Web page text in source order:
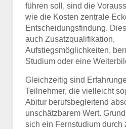
führen soll, sind die
wie die Kosten zentrale
Entscheidungsfindung.
auch Zusatzqualifikation,
Aufstiegsmöglichkeiten,
Studium oder eine
Gleichzeitig sind
Teilnehmer, die vielleicht
Abitur berufsbegleitend
unschätzbarem Wert.
sich ein Fernstudium durch